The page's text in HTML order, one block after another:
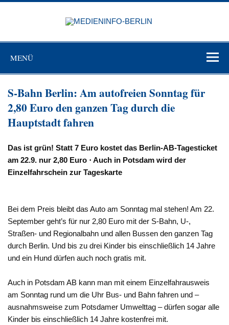
Zum
MENÜ
S-Bahn Berlin: Am autofreien Sonntag für
2,80 Euro den ganzen Tag durch die
Hauptstadt fahren
Das ist grün! Statt 7 Euro kostet das Berlin-AB-Tagesticket
am 22.9. nur 2,80 Euro ⋅ Auch in Potsdam wird der
Einzelfahrschein zur Tageskarte
Bei dem Preis bleibt das Auto am Sonntag mal stehen! Am 22.
September geht’s für nur 2,80 Euro mit der S-Bahn, U-,
Straßen- und Regionalbahn und allen Bussen den ganzen Tag
durch Berlin. Und bis zu drei Kinder bis einschließlich 14 Jahre
und ein Hund dürfen auch noch gratis mit.
Auch in Potsdam AB kann man mit einem Einzelfahrausweis
am Sonntag rund um die Uhr Bus- und Bahn fahren und –
ausnahmsweise zum Potsdamer Umwelttag – dürfen sogar alle
Kinder bis einschließlich 14 Jahre kostenfrei mit.